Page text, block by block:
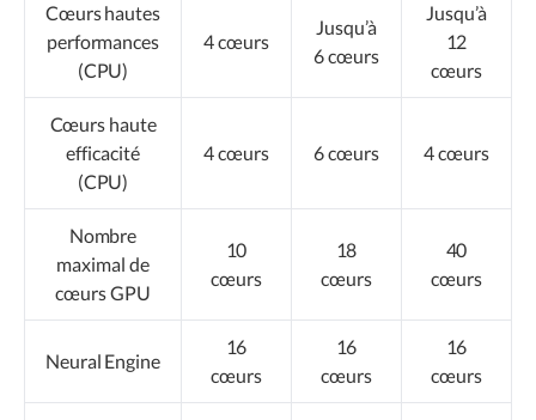
Cœurs hautes
performances
(CPU)
4 cœurs
Jusqu’à
6 cœurs
Jusqu’à
12
cœurs
Cœurs haute
efficacité
(CPU)
4 cœurs 6 cœurs 4 cœurs
Nombre
maximal de
cœurs GPU
10
cœurs
18
cœurs
40
cœurs
Neural Engine
16
cœurs
16
cœurs
16
cœurs